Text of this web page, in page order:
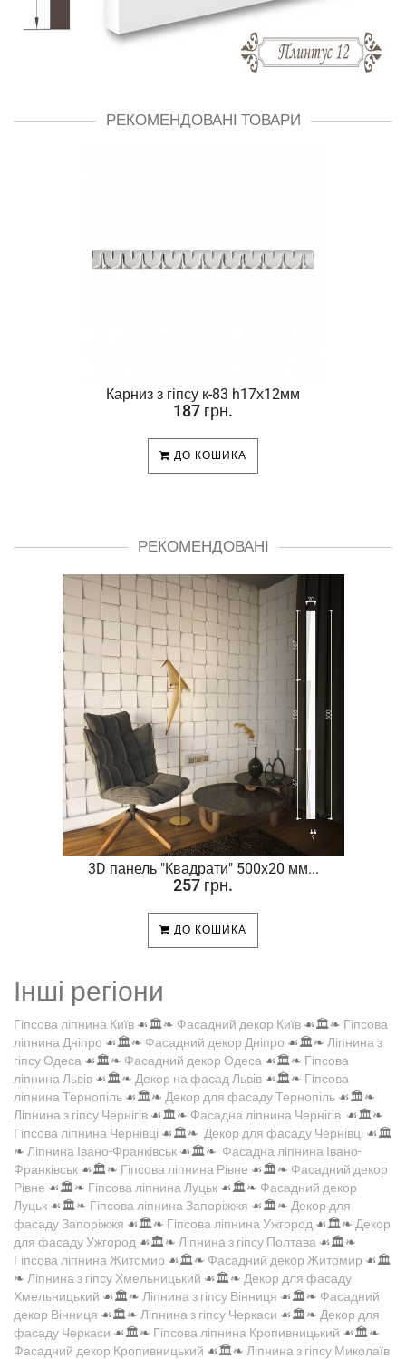
РЕКОМЕНДОВАНІ ТОВАРИ
Карниз з гіпсу к-83 h17х12мм
187 грн.
ДО КОШИКА
РЕКОМЕНДОВАНІ
3D панель "Квадрати" 500х20 мм...
257 грн.
ДО КОШИКА
Інші регіони
Гіпсова ліпнина Київ ☙🏛️❧ Фасадний декор Київ ☙🏛️❧ Гіпсова
ліпнина Дніпро ☙🏛️❧ Фасадний декор Дніпро ☙🏛️❧ Ліпнина з
гіпсу Одеса ☙🏛️❧ Фасадний декор Одеса ☙🏛️❧ Гіпсова
ліпнина Львів ☙🏛️❧ Декор на фасад Львів ☙🏛️❧ Гіпсова
ліпнина Тернопіль ☙🏛️❧ Декор для фасаду Тернопіль ☙🏛️❧
Ліпнина з гіпсу Чернігів ☙🏛️❧ Фасадна ліпнина Чернігів ☙🏛️❧
Гіпсова ліпнина Чернівці ☙🏛️❧ Декор для фасаду Чернівці ☙🏛️
❧ Ліпнина Івано-Франківськ ☙🏛️❧ Фасадна ліпнина Івано-
Франківськ ☙🏛️❧ Гіпсова ліпнина Рівне ☙🏛️❧ Фасадний декор
Рівне ☙🏛️❧ Гіпсова ліпнина Луцьк ☙🏛️❧ Фасадний декор
Луцьк ☙🏛️❧ Гіпсова ліпнина Запоріжжя ☙🏛️❧ Декор для
фасаду Запоріжжя ☙🏛️❧ Гіпсова ліпнина Ужгород ☙🏛️❧ Декор
для фасаду Ужгород ☙🏛️❧ Ліпнина з гіпсу Полтава ☙🏛️❧
Гіпсова ліпнина Житомир ☙🏛️❧ Фасадний декор Житомир ☙🏛️
❧ Ліпнина з гіпсу Хмельницький ☙🏛️❧ Декор для фасаду
Хмельницький ☙🏛️❧ Ліпнина з гіпсу Вінниця ☙🏛️❧ Фасадний
декор Вінниця ☙🏛️❧ Ліпнина з гіпсу Черкаси ☙🏛️❧ Декор для
фасаду Черкаси ☙🏛️❧ Гіпсова ліпнина Кропивницький ☙🏛️❧
Фасадний декор Кропивницький ☙🏛️❧ Ліпнина з гіпсу Миколаїв